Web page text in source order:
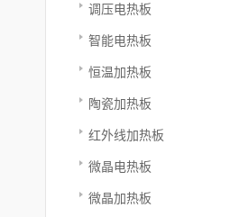
调压电热板
智能电热板
恒温加热板
陶瓷加热板
红外线加热板
微晶电热板
微晶加热板